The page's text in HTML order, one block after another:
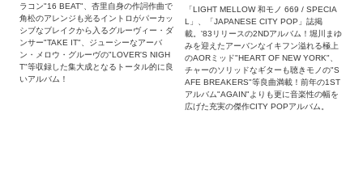
ラコン"16 BEAT"、杏里自身の作詞作曲で
角松のアレンジも光るイントロがパーカッ
シブなブレイクから入るグルーヴィー・ダ
ンサー"TAKE IT"、ジューシーなアーバ
ン・メロウ・グルーヴの"LOVER'S NIGH
T"等収録した集大成となるトータル的に良
いアルバム！
「LIGHT MELLOW 和モノ 669 / SPECIA
L」、「JAPANESE CITY POP」誌掲
載。'83リリースの2NDアルバム！堀川まゆ
みを迎えたアーバンなイキフン溢れる極上
のAORミッド"HEART OF NEW YORK"、
チャーのソリッドなギターも聴きモノの"S
AFE BREAKERS"等良曲満載！前年の1ST
アルバム"AGAIN"よりも更に音楽性の幅を
広げた充実の傑作CITY POPアルバム。